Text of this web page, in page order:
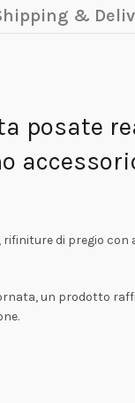
&
posate
di pregio
un prodotto